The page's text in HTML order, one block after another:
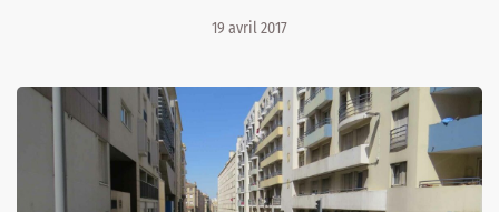
19 avril 2017